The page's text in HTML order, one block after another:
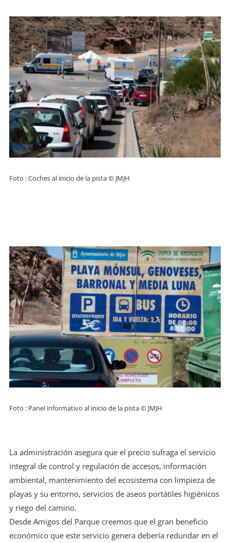
Foto : Coches al inicio de la pista © JMJH
Foto : Panel informativo al inicio de la pista © JMJH
La administración asegura que el precio sufraga el servicio
integral de control y regulación de accesos, información
ambiental, mantenimiento del ecosistema con limpieza de
playas y su entorno, servicios de aseos portátiles higiénicos
y riego del camino.
Desde Amigos del Parque creemos que el gran beneficio
económico que este servicio genera debería redundar en el